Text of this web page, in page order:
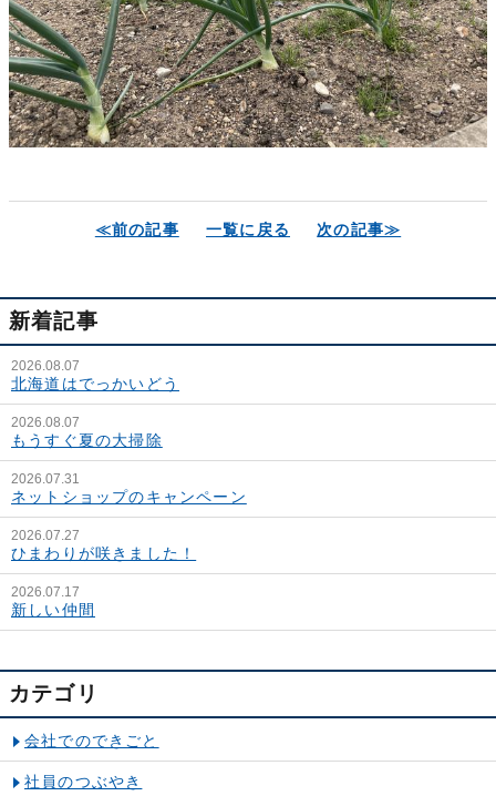
≪前の記事 一覧に戻る 次の記事≫
新着記事
2026.08.07
北海道はでっかいどう
2026.08.07
もうすぐ夏の大掃除
2026.07.31
ネットショップのキャンペーン
2026.07.27
ひまわりが咲きました！
2026.07.17
新しい仲間
カテゴリ
会社でのできごと
社員のつぶやき